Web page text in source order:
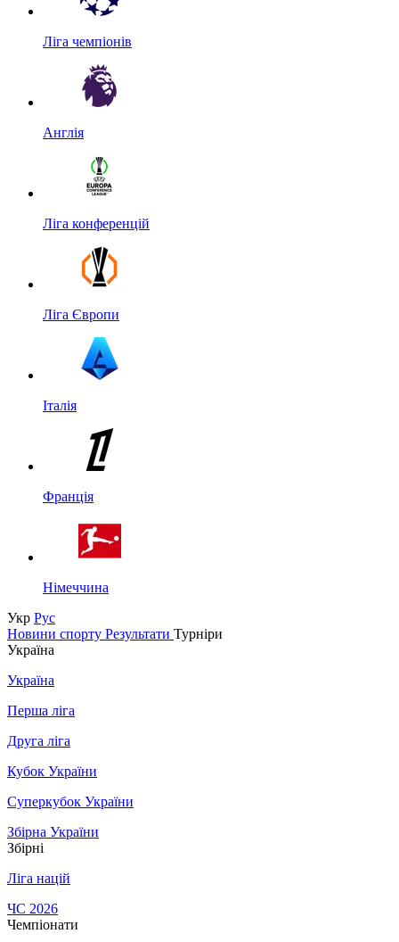
Ліга чемпіонів
Англія
Ліга конференцій
Ліга Європи
Італія
Франція
Німеччина
Укр Рус
Новини спорту Результати Турніри
Україна
Україна
Перша ліга
Друга ліга
Кубок України
Суперкубок України
Збірна України
Збірні
Ліга націй
ЧС 2026
Чемпіонати